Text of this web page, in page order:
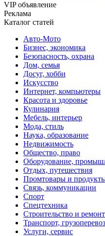
VIP объявление
Реклама
Каталог статей
Авто-Мото
Бизнес, экономика
Безопасность, охрана
Дом, семья
Досуг, хобби
Искусство
Интернет, компьютеры
Красота и здоровье
Кулинария
Мебель, интерьер
Мода, стиль
Наука, образование
Недвижимость
Общество, право
Оборудование,
Отдых, путешествия
Промтовары и
Связь, коммуникации
Спорт
Спецтехника
Строительство и ремонт
Транспорт,
Услуги, сервис